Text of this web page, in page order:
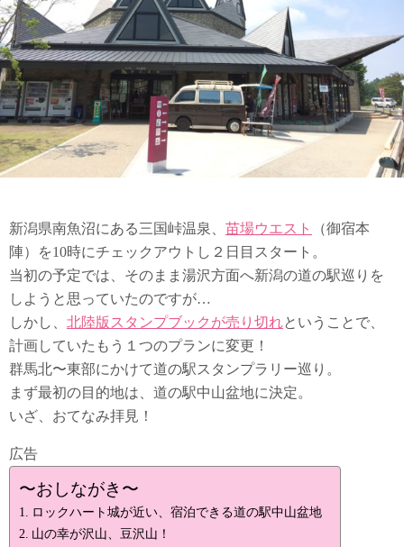
新潟県南魚沼にある三国峠温泉、 苗場ウエスト
（御宿本
陣）を10時にチェックアウトし２日目スタート。
当初の予定では、そのまま湯沢方面へ新潟の道の駅巡りを
しようと思っていたのですが…
しかし、 北陸版スタンプブックが売り切れということで、
計画していたもう１つのプランに変更！
群馬北〜東部にかけて道の駅スタンプラリー巡り。
まず最初の目的地は、道の駅中山盆地に決定。
いざ、おてなみ拝見！
広告
〜おしながき〜
ロックハート城が近い、宿泊できる道の駅中山盆地
山の幸が沢山、豆沢山！